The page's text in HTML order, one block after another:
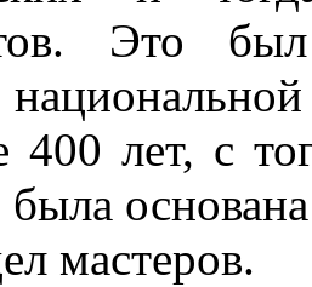
Это
400 лет, с
была
мастеров.